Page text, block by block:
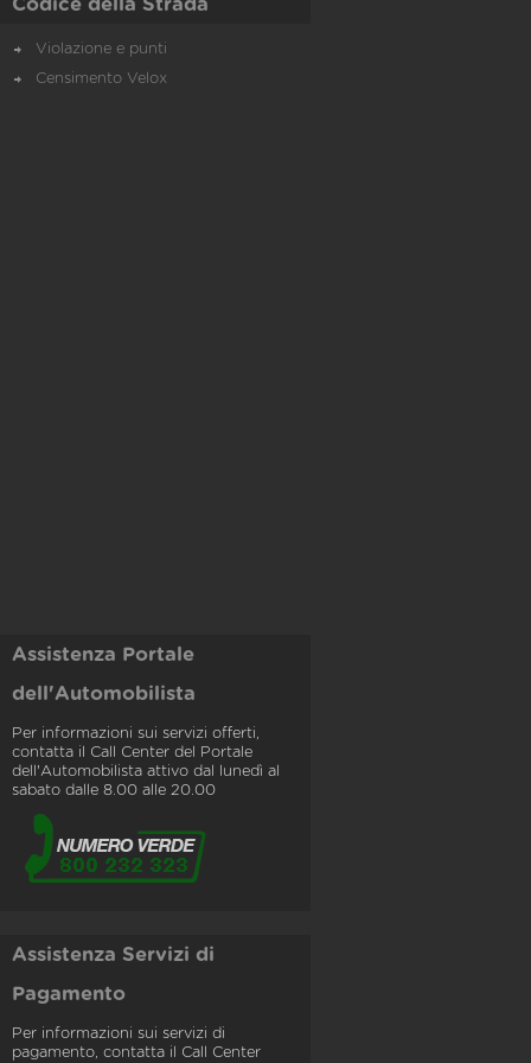
Codice della Strada
Violazione e punti
Censimento Velox
Assistenza Portale
dell'Automobilista
Per informazioni sui servizi offerti,
contatta il Call Center del Portale
dell'Automobilista attivo dal lunedì al
sabato dalle 8.00 alle 20.00
Assistenza Servizi di
Pagamento
Per informazioni sui servizi di
pagamento, contatta il Call Center